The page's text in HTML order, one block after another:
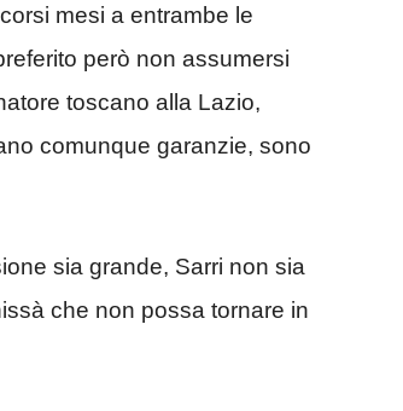
mesi a entrambe le
però non assumersi
toscano alla Lazio,
comunque garanzie, sono
sia grande, Sarri non sia
che non possa tornare in